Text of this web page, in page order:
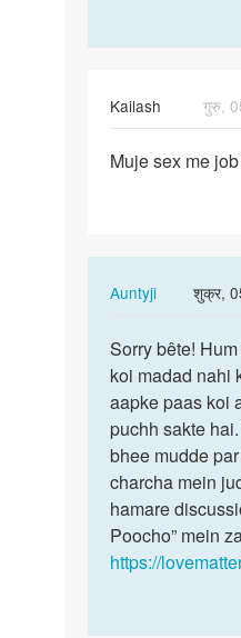
Kailash
गुरु,
Muje
Muje sex me
Auntyji
शुक्र,
In
to
Muje
sex
me
job
sahiye
by
Kailash
Sorry
bête!
Hum
is
bare
me…
Sorry bête!
koi madad nahi
aapke paas koi
puchh sakte
bhee mudde
charcha mein
hamare
Poocho” mein
https://